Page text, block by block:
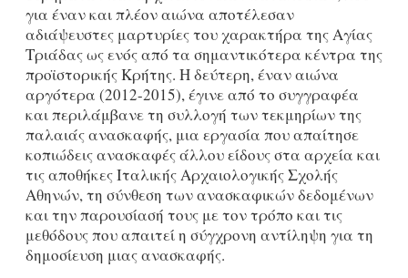
για έναν και πλέον αιώνα αποτέλεσαν
αδιάψευστες μαρτυρίες του χαρακτήρα της Αγίας
Τριάδας ως ενός από τα σημαντικότερα κέντρα της
προϊστορικής Kρήτης. Η δεύτερη, έναν αιώνα
αργότερα (2012-2015), έγινε από το συγγραφέα
και περιλάμβανε τη συλλογή των τεκμηρίων της
παλαιάς ανασκαφής, μια εργασία που απαίτησε
κοπιώδεις ανασκαφές άλλου είδους στα αρχεία και
τις αποθήκες Ιταλικής Αρχαιολογικής Σχολής
Αθηνών, τη σύνθεση των ανασκαφικών δεδομένων
και την παρουσίασή τους με τον τρόπο και τις
μεθόδους που απαιτεί η σύγχρονη αντίληψη για τη
δημοσίευση μιας ανασκαφής.